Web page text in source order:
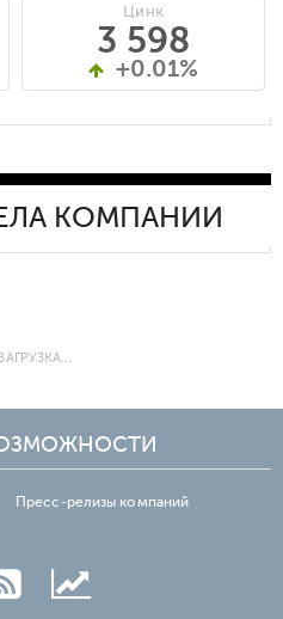
Цинк
3 598
+0.01%
КОМПАНИИ
Пресс-релизы компаний